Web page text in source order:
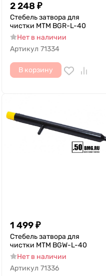
2 248 ₽
Стебель затвора для
чистки MTM BGR-L-40
Нет в наличии
Артикул 71334
В корзину
1 499₽
Стебель затвора для
чистки MTM BGW-L-40
Нет в наличии
Артикул 71336